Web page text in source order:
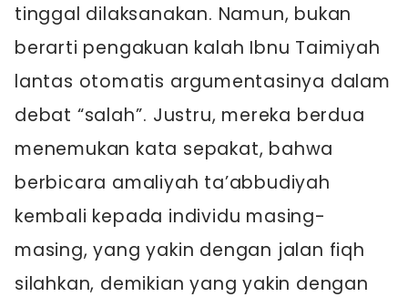
tinggal dilaksanakan. Namun, bukan
berarti pengakuan kalah Ibnu Taimiyah
lantas otomatis argumentasinya dalam
debat “salah”. Justru, mereka berdua
menemukan kata sepakat, bahwa
berbicara amaliyah ta’abbudiyah
kembali kepada individu masing-
masing, yang yakin dengan jalan fiqh
silahkan, demikian yang yakin dengan